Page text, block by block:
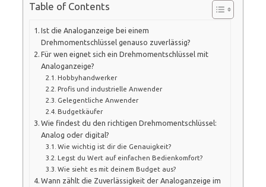
Table of Contents
Ist die Analoganzeige bei einem
Drehmomentschlüssel genauso zuverlässig?
Für wen eignet sich ein Drehmomentschlüssel mit
Analoganzeige?
Hobbyhandwerker
Profis und industrielle Anwender
Gelegentliche Anwender
Budgetkäufer
Wie findest du den richtigen Drehmomentschlüssel:
Analog oder digital?
Wie wichtig ist dir die Genauigkeit?
Legst du Wert auf einfachen Bedienkomfort?
Wie sieht es mit deinem Budget aus?
Wann zählt die Zuverlässigkeit der Analoganzeige im